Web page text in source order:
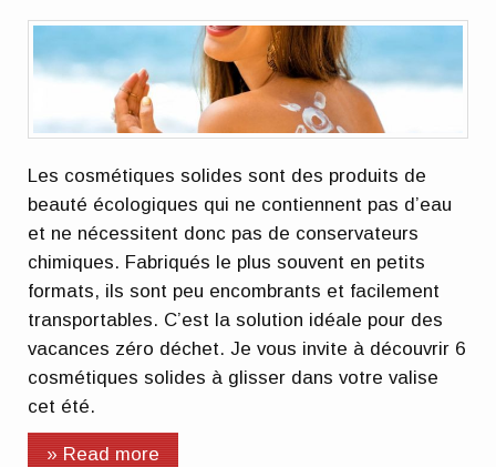
Les cosmétiques solides sont des produits de
beauté écologiques qui ne contiennent pas d’eau
et ne nécessitent donc pas de conservateurs
chimiques. Fabriqués le plus souvent en petits
formats, ils sont peu encombrants et facilement
transportables. C’est la solution idéale pour des
vacances zéro déchet. Je vous invite à découvrir 6
cosmétiques solides à glisser dans votre valise
cet été.
» Read more